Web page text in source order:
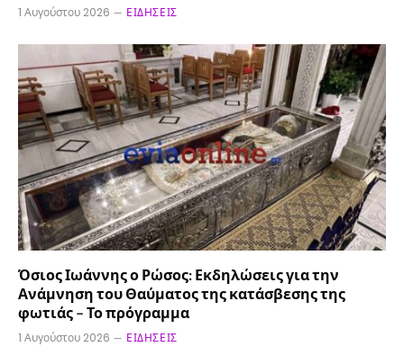
1 Αυγούστου 2026 ΕΙΔΉΣΕΙΣ
Όσιος Ιωάννης ο Ρώσος: Εκδηλώσεις για την
Ανάμνηση του Θαύματος της κατάσβεσης της
φωτιάς – Το πρόγραμμα
1 Αυγούστου 2026 ΕΙΔΉΣΕΙΣ